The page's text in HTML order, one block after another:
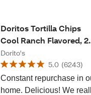
Doritos Tortilla Chips
Cool Ranch Flavored,
oz
Dorito's
5.0 (6243)
Constant repurchase in
home. Delicious! We